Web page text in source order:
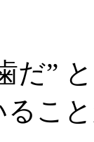
だ”
こ